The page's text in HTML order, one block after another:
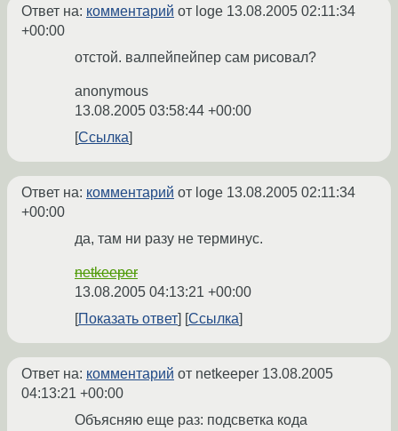
Ответ на: комментарий от loge 13.08.2005 02:11:34
+00:00
отстой. валпейпейпер сам рисовал?
anonymous
13.08.2005 03:58:44 +00:00
Ссылка
Ответ на: комментарий от loge 13.08.2005 02:11:34
+00:00
да, там ни разу не терминус.
netkeeper
13.08.2005 04:13:21 +00:00
Показать ответ
Ссылка
Ответ на: комментарий от netkeeper 13.08.2005
04:13:21 +00:00
Объясняю еще раз: подсветка кода